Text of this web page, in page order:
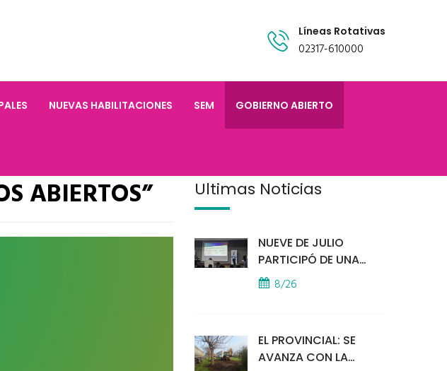
Líneas Rotativas
02317-610000
NUEVAS HABILITACIONES SEM GOBIERNO ABIERTO
ABIERTOS” Últimas Noticias
NUEVE DE JULIO
PARTICIPÓ DE UNA
IMPORTANTE
CAPACITACIÓN
8/26
EL PROVINCIAL: SE
AVANZA CON LA